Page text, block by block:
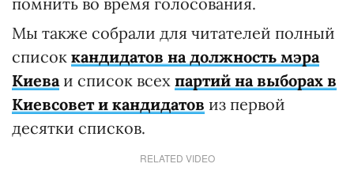
Мы также собрали для читателей полный
список кандидатов на должность мэра
Киеваи список всех партий на выборах в
Киевсовет и кандидатов из первой
десятки списков.
RELATED VIDEO